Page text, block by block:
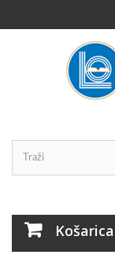
Košarica